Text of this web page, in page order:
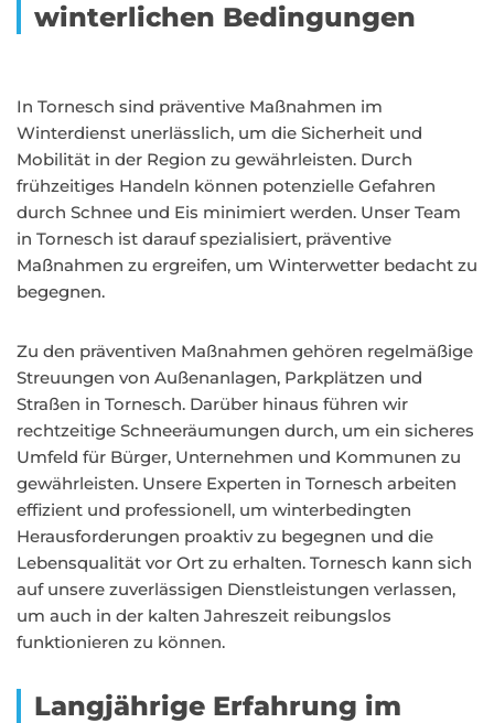
winterlichen Bedingungen
In Tornesch sind präventive Maßnahmen im
Winterdienst unerlässlich, um die Sicherheit und
Mobilität in der Region zu gewährleisten. Durch
frühzeitiges Handeln können potenzielle Gefahren
durch Schnee und Eis minimiert werden. Unser Team
in Tornesch ist darauf spezialisiert, präventive
Maßnahmen zu ergreifen, um Winterwetter bedacht zu
begegnen.
Zu den präventiven Maßnahmen gehören regelmäßige
Streuungen von Außenanlagen, Parkplätzen und
Straßen in Tornesch. Darüber hinaus führen wir
rechtzeitige Schneeräumungen durch, um ein sicheres
Umfeld für Bürger, Unternehmen und Kommunen zu
gewährleisten. Unsere Experten in Tornesch arbeiten
effizient und professionell, um winterbedingten
Herausforderungen proaktiv zu begegnen und die
Lebensqualität vor Ort zu erhalten. Tornesch kann sich
auf unsere zuverlässigen Dienstleistungen verlassen,
um auch in der kalten Jahreszeit reibungslos
funktionieren zu können.
Langjährige Erfahrung im